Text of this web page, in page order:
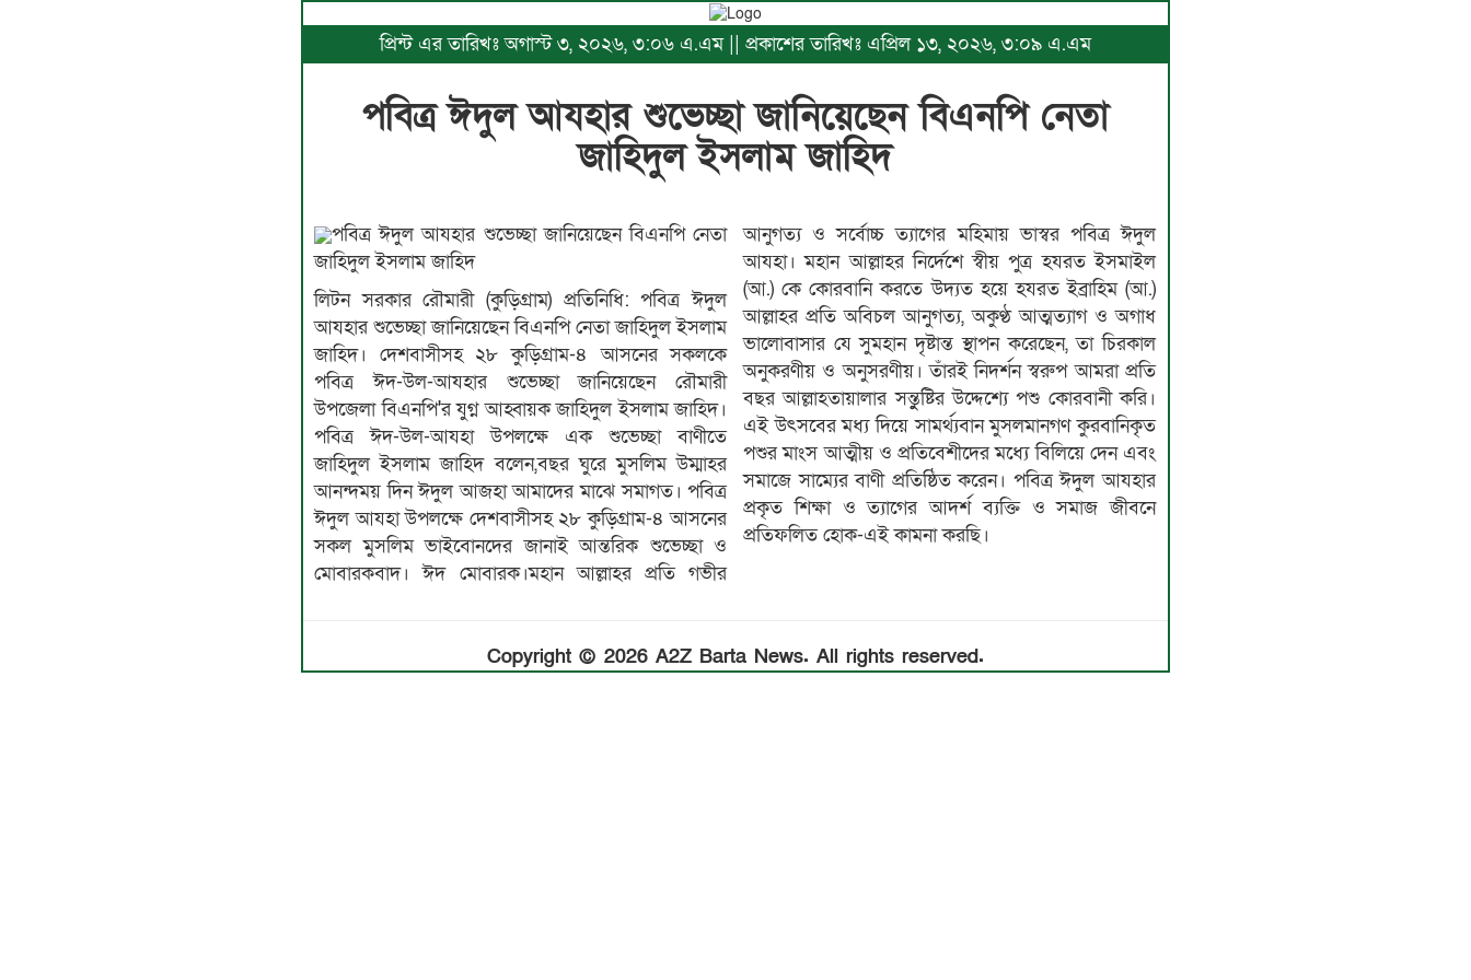
প্রিন্ট এর তারিখঃ অগাস্ট ৩, ২০২৬, ৩:০৬ এ.এম || প্রকাশের তারিখঃ এপ্রিল ১৩, ২০২৬, ৩:০৯ এ.এম
পবিত্র ঈদুল আযহার শুভেচ্ছা জানিয়েছেন বিএনপি নেতা
জাহিদুল ইসলাম জাহিদ
পবিত্র ঈদুল আযহার শুভেচ্ছা জানিয়েছেন বিএনপি নেতা
জাহিদুল ইসলাম জাহিদ
লিটন সরকার রৌমারী (কুড়িগ্ৰাম) প্রতিনিধি: পবিত্র ঈদুল
আযহার শুভেচ্ছা জানিয়েছেন বিএনপি নেতা জাহিদুল ইসলাম
জাহিদ। দেশবাসীসহ ২৮ কুড়িগ্ৰাম-৪ আসনের সকলকে
পবিত্র ঈদ-উল-আযহার শুভেচ্ছা জানিয়েছেন রৌমারী
উপজেলা বিএনপি'র যুগ্ন আহ্বায়ক জাহিদুল ইসলাম জাহিদ।
পবিত্র ঈদ-উল-আযহা উপলক্ষে এক শুভেচ্ছা বাণীতে
জাহিদুল ইসলাম জাহিদ বলেন,বছর ঘুরে মুসলিম উম্মাহর
আনন্দময় দিন ঈদুল আজহা আমাদের মাঝে সমাগত। পবিত্র
ঈদুল আযহা উপলক্ষে দেশবাসীসহ ২৮ কুড়িগ্ৰাম-৪ আসনের
সকল মুসলিম ভাইবোনদের জানাই আন্তরিক শুভেচ্ছা ও
মোবারকবাদ। ঈদ মোবারক।মহান আল্লাহর প্রতি গভীর
আনুগত্য ও সর্বোচ্চ ত্যাগের মহিমায় ভাস্বর পবিত্র ঈদুল
আযহা। মহান আল্লাহর নির্দেশে স্বীয় পুত্র হযরত ইসমাইল
(আ.) কে কোরবানি করতে উদ্যত হয়ে হযরত ইব্রাহিম (আ.)
আল্লাহর প্রতি অবিচল আনুগত্য, অকুণ্ঠ আত্মত্যাগ ও অগাধ
ভালোবাসার যে সুমহান দৃষ্টান্ত স্থাপন করেছেন, তা চিরকাল
অনুকরণীয় ও অনুসরণীয়। তাঁরই নিদর্শন স্বরুপ আমরা প্রতি
বছর আল্লাহতায়ালার সন্তুুষ্টির উদ্দেশ্যে পশু কোরবানী করি।
এই উৎসবের মধ্য দিয়ে সামর্থ্যবান মুসলমানগণ কুরবানিকৃত
পশুর মাংস আত্মীয় ও প্রতিবেশীদের মধ্যে বিলিয়ে দেন এবং
সমাজে সাম্যের বাণী প্রতিষ্ঠিত করেন। পবিত্র ঈদুল আযহার
প্রকৃত শিক্ষা ও ত্যাগের আদর্শ ব্যক্তি ও সমাজ জীবনে
প্রতিফলিত হোক-এই কামনা করছি।
Copyright © 2026 A2Z Barta News. All rights reserved.